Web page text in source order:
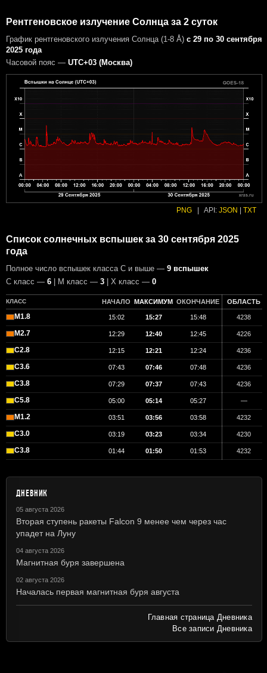
Рентгеновское излучение Солнца за 2 суток
График рентгеновского излучения Солнца (1-8 Å) с 29 по 30 сентября
2025 года
Часовой пояс — UTC+03 (Москва)
PNG API: JSON TXT
Список солнечных вспышек за 30 сентября 2025
года
Полное число вспышек класса C и выше — 9 вспышек
С класс — 6 | М класс — 3 | X класс — 0
КЛАСС НАЧАЛО МАКСИМУМ ОКОНЧАНИЕ ОБЛАСТЬ
M1.8 15:02 15:27 15:48 4238
M2.7 12:29 12:40 12:45 4226
C2.8 12:15 12:21 12:24 4236
C3.6 07:43 07:46 07:48 4236
C3.8 07:29 07:37 07:43 4236
C5.8 05:00 05:14 05:27 —
M1.2 03:51 03:56 03:58 4232
C3.0 03:19 03:23 03:34 4230
C3.8 01:44 01:50 01:53 4232
ДНЕВНИК
05 августа 2026
Вторая ступень ракеты Falcon 9 менее чем через час
упадет на Луну
04 августа 2026
Магнитная буря завершена
02 августа 2026
Началась первая магнитная буря августа
Главная страница Дневника
Все записи Дневника